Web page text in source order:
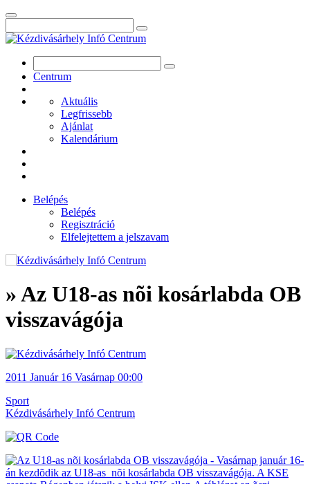
Centrum
Aktuális
Legfrissebb
Ajánlat
Kalendárium
Belépés
Belépés
Regisztráció
Elfelejtettem a jelszavam
» Az U18-as nõi kosárlabda OB
visszavágója
2011 Január 16 Vasárnap 00:00
Sport
Kézdivásárhely Infó Centrum